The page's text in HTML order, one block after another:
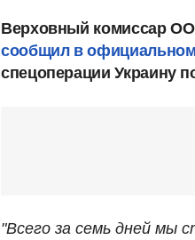
Верховный комиссар
сообщил в официальном
спецоперации Украину
"Всего за семь дней мы